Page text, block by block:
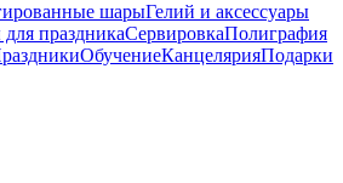
шарыГелий и аксессуары
праздникаСервировкаПолиграфия
ОбучениеКанцелярияПодарки